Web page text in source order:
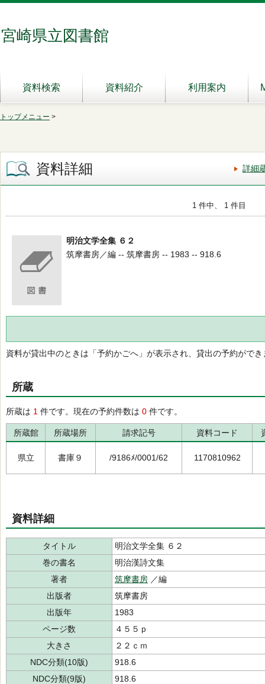
宮崎県立図書館
資料検索 資料紹介 利用案内
トップメニュー >
資料詳細 詳細
1 件中、 1 件目
明治文学全集 ６２
筑摩書房／編 -- 筑摩書房 -- 1983 -- 918.6
資料が貸出中のときは「予約かごへ」が表示され、貸出の予約ができ
所蔵
所蔵は 1 件です。現在の予約件数は 0 件です。
所蔵館 所蔵場所 請求記号 資料コード
県立 書庫９ /9186ﾒ/0001/62 1170810962
資料詳細
タイトル
明治文学全集 ６２
巻の書名
明治漢詩文集
著者
筑摩書房 ／編
出版者
筑摩書房
出版年
1983
ページ数
４５５ｐ
大きさ
２２ｃｍ
NDC分類(10版)
918.6
NDC分類(9版)
918.6